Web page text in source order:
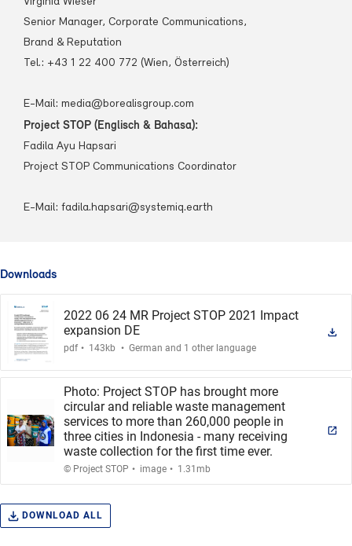
Senior Manager, Corporate Communications,
Brand & Reputation
Tel.: +43 1 22 400 772 (Wien, Österreich)
E-Mail: media@borealisgroup.com
Project STOP (Englisch & Bahasa):
Fadila Ayu Hapsari
Project STOP Communications Coordinator
E-Mail: fadila.hapsari@systemiq.earth
Downloads
2022 06 24 MR Project STOP 2021 Impact
expansion DE
pdf . 143kb . German and 1 other language
Photo: Project STOP has brought more
circular and reliable waste management
services to more than 260,000 people in
three cities in Indonesia - many receiving
waste collection for the first time ever.
© Project STOP . image . 1.31mb
DOWNLOAD ALL